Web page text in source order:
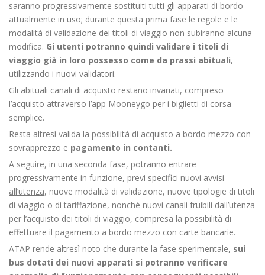
saranno progressivamente sostituiti tutti gli apparati di bordo
attualmente in uso; durante questa prima fase le regole e le
modalità di validazione dei titoli di viaggio non subiranno alcuna
modifica. Gi utenti potranno quindi validare i titoli di
viaggio già in loro possesso come da prassi abituali,
utilizzando i nuovi validatori.
Gli abituali canali di acquisto restano invariati, compreso
l’acquisto attraverso l’app Mooneygo per i biglietti di corsa
semplice.
Resta altresì valida la possibilità di acquisto a bordo mezzo con
sovrapprezzo e pagamento in contanti.
A seguire, in una seconda fase, potranno entrare
progressivamente in funzione, previ specifici nuovi avvisi
all’utenza, nuove modalità di validazione, nuove tipologie di titoli
di viaggio o di tariffazione, nonché nuovi canali fruibili dall’utenza
per l’acquisto dei titoli di viaggio, compresa la possibilità di
effettuare il pagamento a bordo mezzo con carte bancarie.
ATAP rende altresì noto che durante la fase sperimentale, sui
bus dotati dei nuovi apparati si potranno verificare